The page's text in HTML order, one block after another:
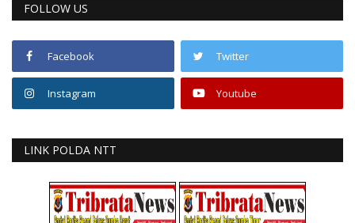
FOLLOW US
Facebook Twitter
Instagram Youtube
LINK POLDA NTT